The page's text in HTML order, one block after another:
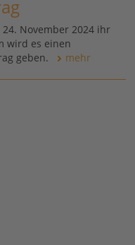
November 2024 ihr
wird es einen
geben.
mehr